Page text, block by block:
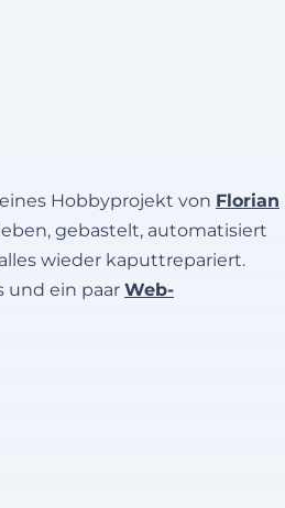
Hobbyprojekt von Florian
gebastelt, automatisiert
wieder kaputtrepariert.
und ein paar Web-